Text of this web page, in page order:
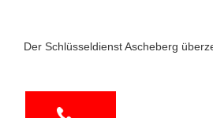
Der Schlüsseldienst Ascheberg